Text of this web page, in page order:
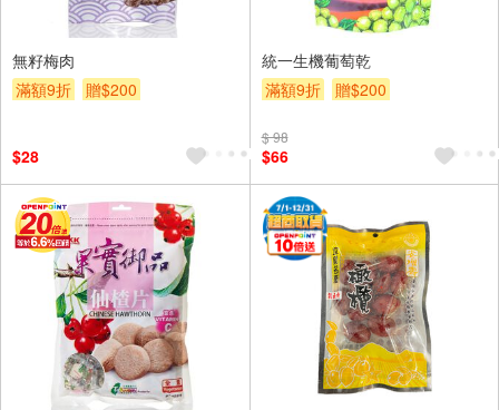
無籽梅肉
滿額9折
贈$200
$28
統一生機葡萄乾
滿額9折
贈$200
$ 98
$66